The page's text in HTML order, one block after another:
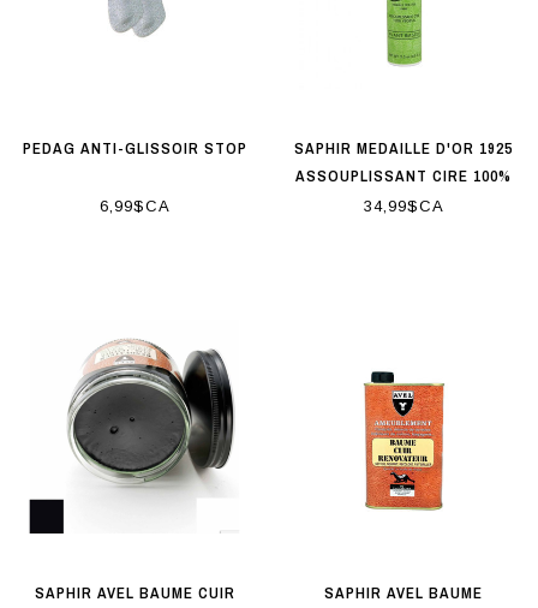
PEDAG ANTI-GLISSOIR STOP
6,99$CA
SAPHIR MEDAILLE D'OR 1925
ASSOUPLISSANT CIRE 100%
VÉGÉTAL 75ML
34,99$CA
SAPHIR AVEL BAUME CUIR
SAPHIR AVEL BAUME